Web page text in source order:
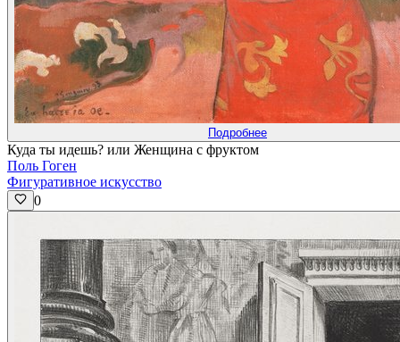
Подробнее
Куда ты идешь? или Женщина с фруктом
Поль Гоген
Фигуративное искусство
0